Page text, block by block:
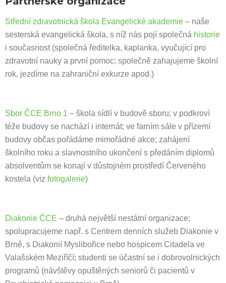
Střední zdravotnická škola Evangelické akademie – naše
sesterská evangelická škola, s níž nás pojí společná historie
i současnost (společná ředitelka, kaplanka, vyučující pro
zdravotní nauky a první pomoc; společně zahajujeme školní
rok, jezdíme na zahraniční exkurze apod.)
Sbor ČCE Brno 1 – škola sídlí v budově sboru; v podkroví
téže budovy se nachází i internát; ve farním sále v přízemí
budovy občas pořádáme mimořádné akce; zahájení
školního roku a slavnostního ukončení s předáním diplomů
absolventům se konají v důstojném prostředí Červeného
kostela (viz fotogalerie)
Diakonie ČCE – druhá největší nestátní organizace;
spolupracujeme např. s Centrem denních služeb Diakonie v
Brně, s Diakonií Myslibořice nebo hospicem Citadela ve
Valašském Meziříčí; studenti se účastní se i dobrovolnických
programů (návštěvy opuštěných seniorů či pacientů v